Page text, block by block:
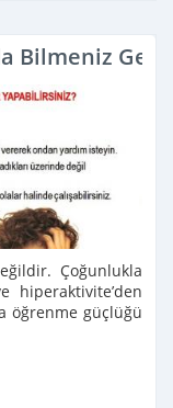
Bilmeniz
Çoğunlukla
hiperaktivite’den
öğrenme güçlüğü